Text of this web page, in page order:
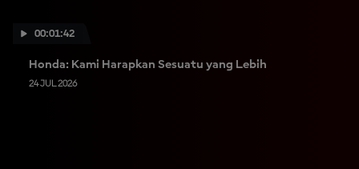
00:01:42
Honda: Kami Harapkan Sesuatu yang Lebih
24 JUL 2026